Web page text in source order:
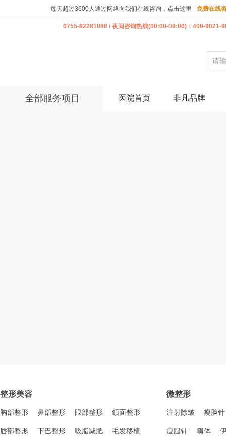
每天超过3600人通过网络向我们在线咨询，点击这里 免费在线
0755-82281088 / 夜间咨询热线(00:00-09:00)：400-9021-
全部服务项目 医院首页 非凡品牌
整形美容
胸部整形 鼻部整形 眼部整形 颌面整形
唇部整形 下巴整形 吸脂减肥 毛发移植
微整形
注射除皱 瘦脸针
瘦腿针 嗨体